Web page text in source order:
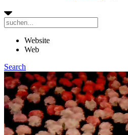
Website
Web
Search